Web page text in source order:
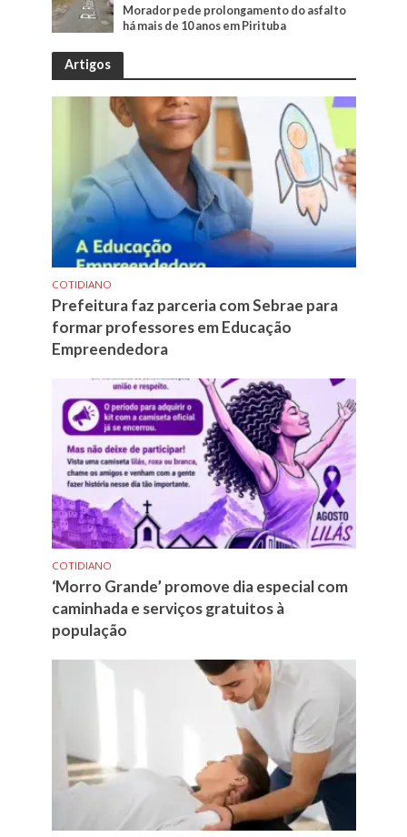
Morador pede prolongamento do asfalto
há mais de 10 anos em Pirituba
Artigos
COTIDIANO
Prefeitura faz parceria com Sebrae para
formar professores em Educação
Empreendedora
COTIDIANO
‘Morro Grande’ promove dia especial com
caminhada e serviços gratuitos à
população